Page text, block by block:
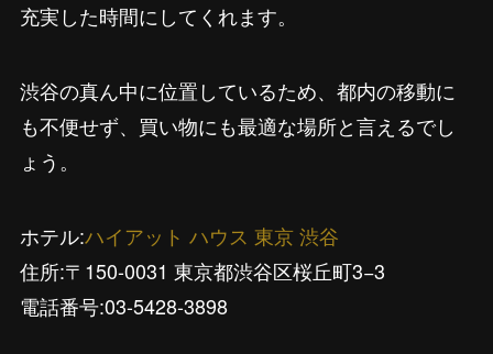
充実した時間にしてくれます。
渋谷の真ん中に位置しているため、都内の移動に
も不便せず、買い物にも最適な場所と言えるでし
ょう。
ホテル:ハイアット ハウス 東京 渋谷
住所:〒150-0031 東京都渋谷区桜丘町3−3
電話番号:03-5428-3898